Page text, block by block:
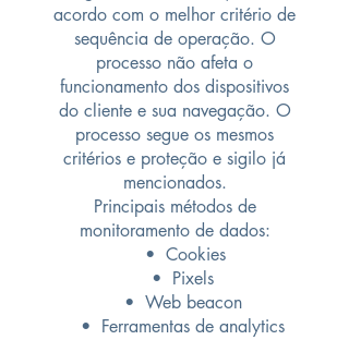
acordo com o melhor critério de
sequência de operação. O
processo não afeta o
funcionamento dos dispositivos
do cliente e sua navegação. O
processo segue os mesmos
critérios e proteção e sigilo já
mencionados.
Principais métodos de
monitoramento de dados:
• Cookies
• Pixels
• Web beacon
• Ferramentas de analytics